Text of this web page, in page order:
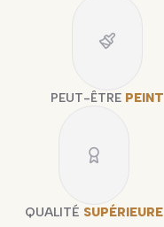
PEUT-ÊTRE PEINT
QUALITÉ SUPÉRIEURE